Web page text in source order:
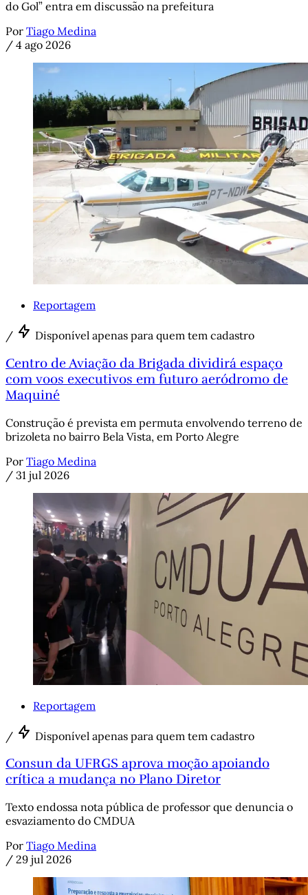
do Gol” entra em discussão na prefeitura
Por Tiago Medina
/ 4 ago 2026
Reportagem
/ Disponível apenas para quem tem cadastro
Centro de Aviação da Brigada dividirá espaço
com voos executivos em futuro aeródromo de
Maquiné
Construção é prevista em permuta envolvendo terreno de
brizoleta no bairro Bela Vista, em Porto Alegre
Por Tiago Medina
/ 31 jul 2026
Reportagem
/ Disponível apenas para quem tem cadastro
Consun da UFRGS aprova moção apoiando
crítica a mudança no Plano Diretor
Texto endossa nota pública de professor que denuncia o
esvaziamento do CMDUA
Por Tiago Medina
/ 29 jul 2026